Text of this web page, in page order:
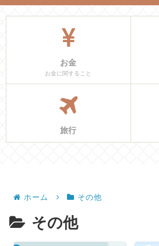
お金
お金に関すること
旅行
ホーム その他
その他